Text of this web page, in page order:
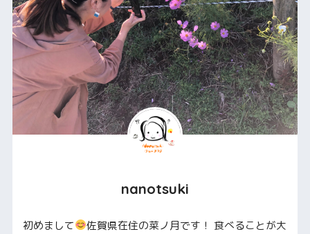
nanotsuki
初めまして
佐賀県在住の菜ノ月です！ 食べることが大